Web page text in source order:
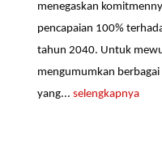
menegaskan
pencapaian 100%
tahun 2040. Untuk
mengumumkan
yang...selengkapnya